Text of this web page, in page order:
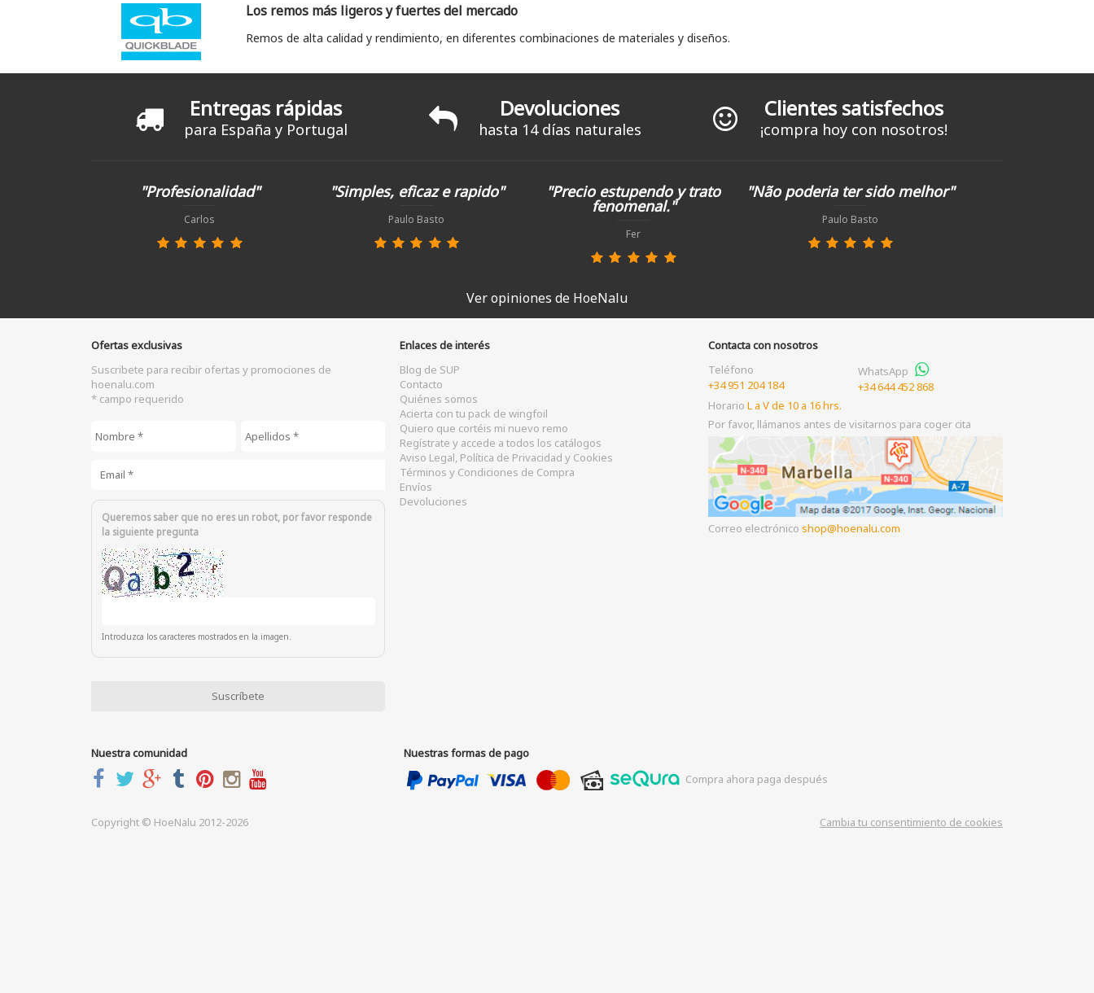
Los remos más ligeros y fuertes del mercado
Remos de alta calidad y rendimiento, en diferentes combinaciones de materiales y diseños.
Entregas rápidas
para España y Portugal
Devoluciones
hasta 14 días naturales
Clientes satisfechos
¡compra hoy con nosotros!
"Profesionalidad"
Carlos
"Simples, eficaz e rapido"
Paulo Basto
"Precio estupendo y trato
fenomenal."
Fer
"Não poderia ter sido melhor"
Paulo Basto
Ver opiniones de HoeNalu
Ofertas exclusivas
Suscribete para recibir ofertas y promociones de
hoenalu.com
* campo requerido
Queremos saber que no eres un robot, por favor responde
la siguiente pregunta
Introduzca los caracteres mostrados en la imagen.
Enlaces de interés
Blog de SUP
Contacto
Quiénes somos
Acierta con tu pack de wingfoil
Quiero que cortéis mi nuevo remo
Regístrate y accede a todos los catálogos
Aviso Legal, Política de Privacidad y Cookies
Términos y Condiciones de Compra
Envíos
Devoluciones
Contacta con nosotros
Teléfono
+34 951 204 184
WhatsApp
+34 644 452 868
HorarioL a V de 10 a 16 hrs.
Por favor, llámanos antes de visitarnos para coger cita
Correo electrónicoshop hoenalu.com
Nuestra comunidad
Nuestras formas de pago
Compra ahora paga después
Copyright © HoeNalu 2012-2026 Cambia tu consentimiento de cookies